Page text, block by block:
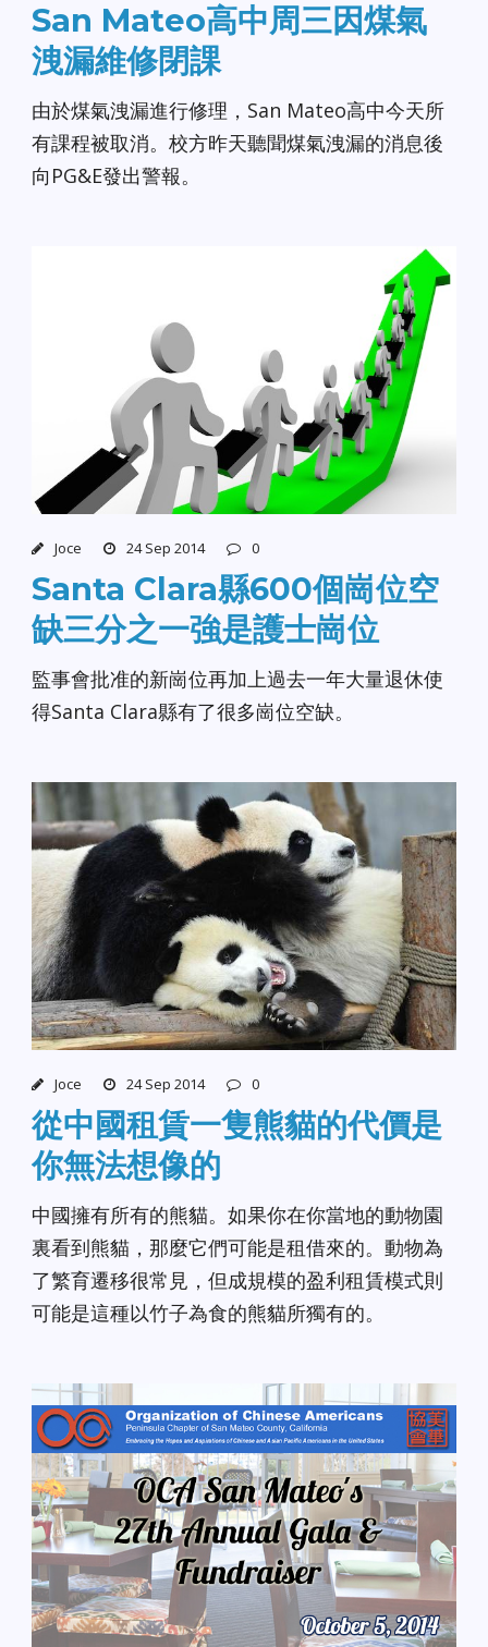
San Mateo高中周三因煤氣
洩漏維修閉課
由於煤氣洩漏進行修理，San Mateo高中今天所
有課程被取消。校方昨天聽聞煤氣洩漏的消息後
向PG&E發出警報。
Joce 24 Sep 2014 0
Santa Clara縣600個崗位空
缺三分之一強是護士崗位
監事會批准的新崗位再加上過去一年大量退休使
得Santa Clara縣有了很多崗位空缺。
Joce 24 Sep 2014 0
從中國租賃一隻熊貓的代價是
你無法想像的
中國擁有所有的熊貓。如果你在你當地的動物園
裏看到熊貓，那麼它們可能是租借來的。動物為
了繁育遷移很常見，但成規模的盈利租賃模式則
可能是這種以竹子為食的熊貓​​所獨有的。